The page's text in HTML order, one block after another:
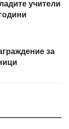
учители
за